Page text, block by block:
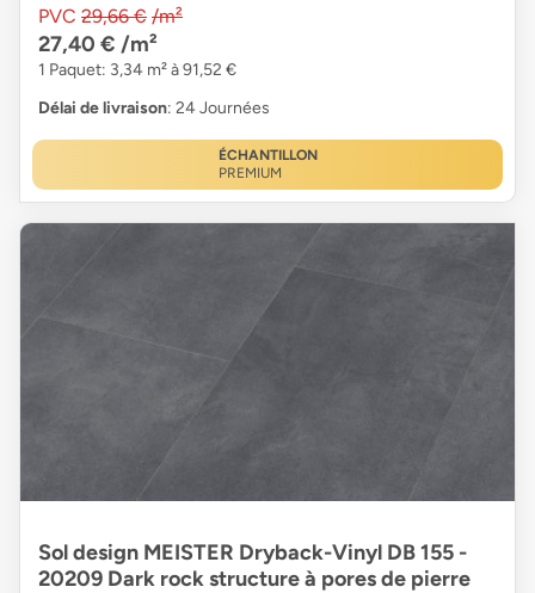
PVC 29,66 € /m²
27,40 € /m²
1 Paquet: 3,34 m² à 91,52 €
Délai de livraison: 24 Journées
ÉCHANTILLON
PREMIUM
Sol design MEISTER Dryback-Vinyl DB 155 -
20209 Dark rock structure à pores de pierre